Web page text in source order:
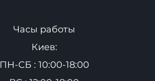
Часы работы
Киев:
ПН-СБ : 10:00-18:00